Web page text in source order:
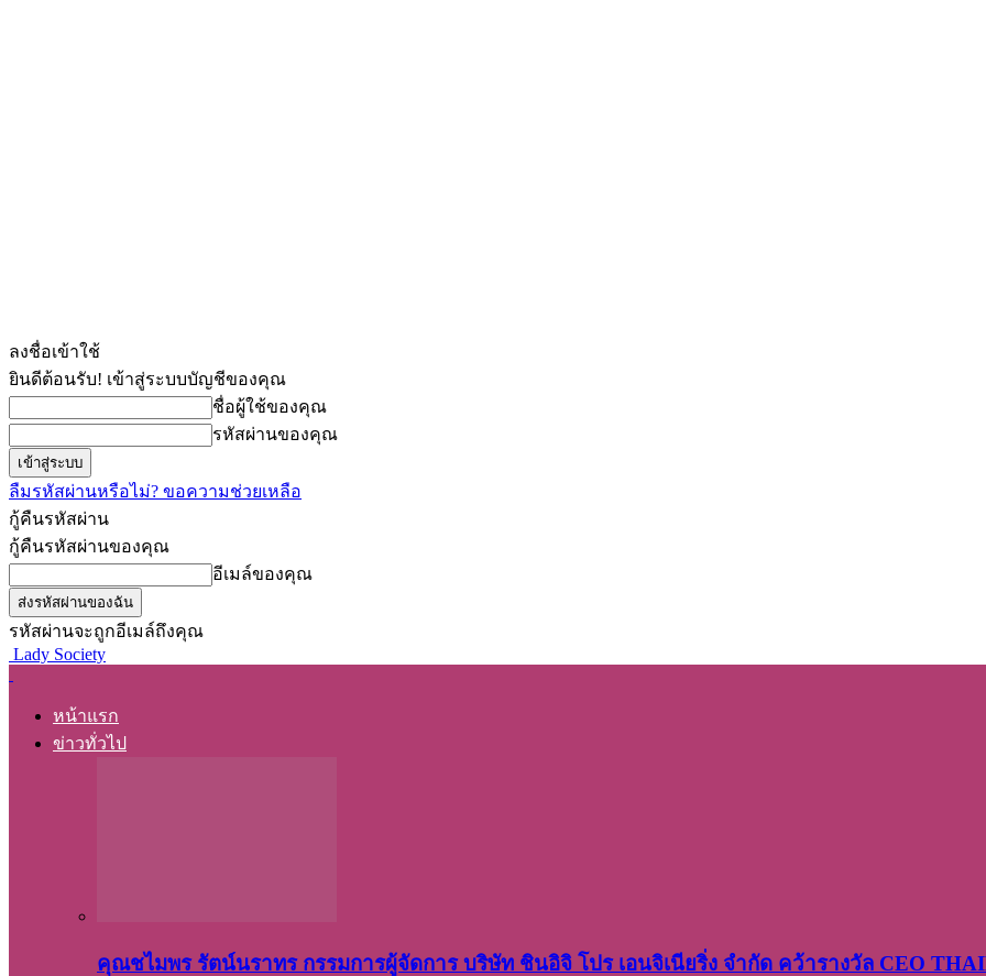
ลงชื่อเข้าใช้
ยินดีต้อนรับ! เข้าสู่ระบบบัญชีของคุณ
ชื่อผู้ใช้ของคุณ
รหัสผ่านของคุณ
ลืมรหัสผ่านหรือไม่? ขอความช่วยเหลือ
กู้คืนรหัสผ่าน
กู้คืนรหัสผ่านของคุณ
อีเมล์ของคุณ
รหัสผ่านจะถูกอีเมล์ถึงคุณ
Lady Society
หน้าแรก
ข่าวทั่วไป
คุณชไมพร​ รัตน์​นรา​ทร​ กรรมการ​ผู้จัดการ บริษัท​ ชินอิจิ​ โปร​ เอน​จิเนีย​ริ่ง​ จำกัด คว้ารางวัล CEO